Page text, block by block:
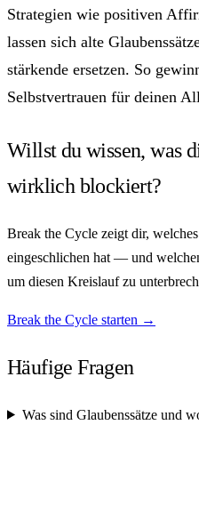
Strategien wie positiven
lassen sich alte
stärkende ersetzen. So
Selbstvertrauen für deinen
Willst du wissen, was
wirklich blockiert?
Break the Cycle zeigt dir,
eingeschlichen hat — und
um diesen Kreislauf zu
Break the Cycle starten →
Häufige Fragen
Was sind Glaubenssätze und